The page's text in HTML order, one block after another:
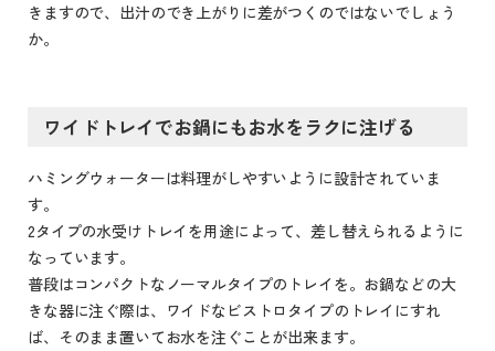
きますので、出汁のでき上がりに差がつくのではないでしょう
か。
ワイドトレイでお鍋にもお水をラクに注げる
ハミングウォーターは料理がしやすいように設計されていま
す。
2タイプの水受けトレイを用途によって、差し替えられるように
なっています。
普段はコンパクトなノーマルタイプのトレイを。お鍋などの大
きな器に注ぐ際は、ワイドなビストロタイプのトレイにすれ
ば、そのまま置いてお水を注ぐことが出来ます。